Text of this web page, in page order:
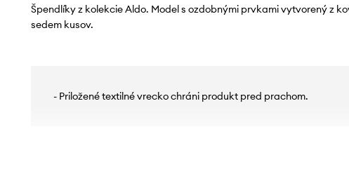
Špendlíky z kolekcie Aldo. Model s ozdobnými prvkami vytvorený z
sedem kusov.
- Priložené textilné vrecko chráni produkt pred prachom.